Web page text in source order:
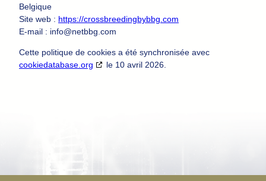
Belgique
Site web : https://crossbreedingbybbg.com
E-mail : info@netbbg.com
Cette politique de cookies a été synchronisée avec
cookiedatabase.org
le 10 avril 2026.